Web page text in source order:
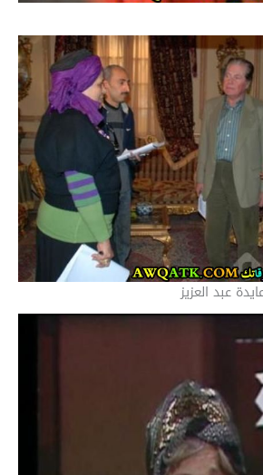
عبد العزيز